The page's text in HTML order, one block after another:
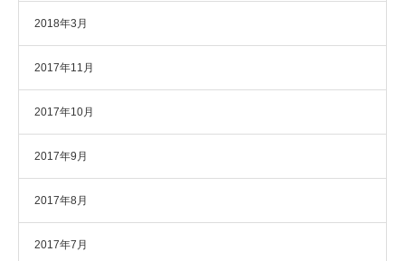
2018年3月
2017年11月
2017年10月
2017年9月
2017年8月
2017年7月